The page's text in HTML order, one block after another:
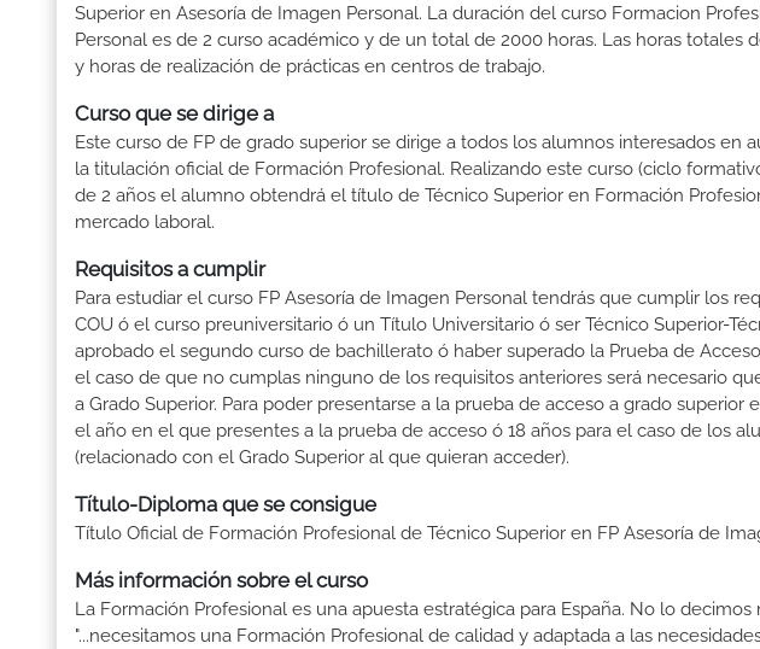
Superior en Asesoría de Imagen Personal. La duración del curso Formacion
Personal es de 2 curso académico y de un total de 2000 horas. Las horas
y horas de realización de prácticas en centros de trabajo.
Curso que se dirige a
Este curso de FP de grado superior se dirige a todos los alumnos interesados en
la titulación oficial de Formación Profesional. Realizando este curso (ciclo
de 2 años el alumno obtendrá el título de Técnico Superior en Formación
mercado laboral.
Requisitos a cumplir
Para estudiar el curso FP Asesoría de Imagen Personal tendrás que cumplir los
COU ó el curso preuniversitario ó un Título Universitario ó ser Técnico Superior-
aprobado el segundo curso de bachillerato ó haber superado la Prueba de
el caso de que no cumplas ninguno de los requisitos anteriores será necesario
a Grado Superior. Para poder presentarse a la prueba de acceso a grado
el año en el que presentes a la prueba de acceso ó 18 años para el caso de los
(relacionado con el Grado Superior al que quieran acceder).
Título-Diploma que se consigue
Título Oficial de Formación Profesional de Técnico Superior en FP Asesoría de
Más información sobre el curso
La Formación Profesional es una apuesta estratégica para España. No lo
"...necesitamos una Formación Profesional de calidad y adaptada a las